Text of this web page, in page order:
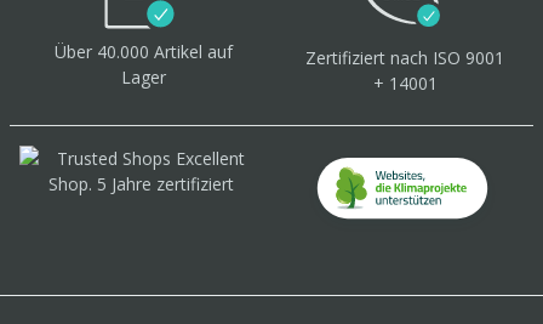
Über 40.000 Artikel auf
Lager
Zertifiziert nach ISO 9001
+ 14001